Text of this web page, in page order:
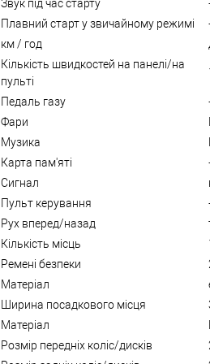
Звук під час старту
Плавний старт у звичайному режимі
км / год
Кількість швидкостей на панелі/на
пульті
Педаль газу
Фари
Музика
Карта пам'яті
Сигнал
Пульт керування
Рух вперед/назад
Кількість місць
Ремені безпеки
Матеріал
Ширина посадкового місця
Матеріал
Розмір передніх коліс/дисків